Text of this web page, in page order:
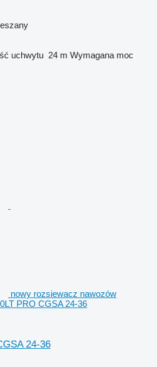
uchwytu 24 m Wymagana moc
nowy rozsiewacz nawozów
PRO CGSA 24-36
24-36